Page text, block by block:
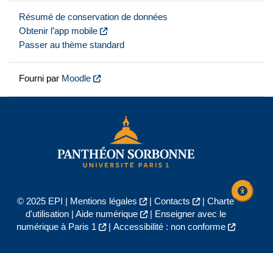
Résumé de conservation de données
Obtenir l’app mobile
Passer au thème standard
Fourni par Moodle
© 2025 EPI | Mentions légales | Contacts | Charte
d'utilisation| Aide numérique |
Enseigner avec le
numérique à Paris 1
| Accessibilité : non conforme